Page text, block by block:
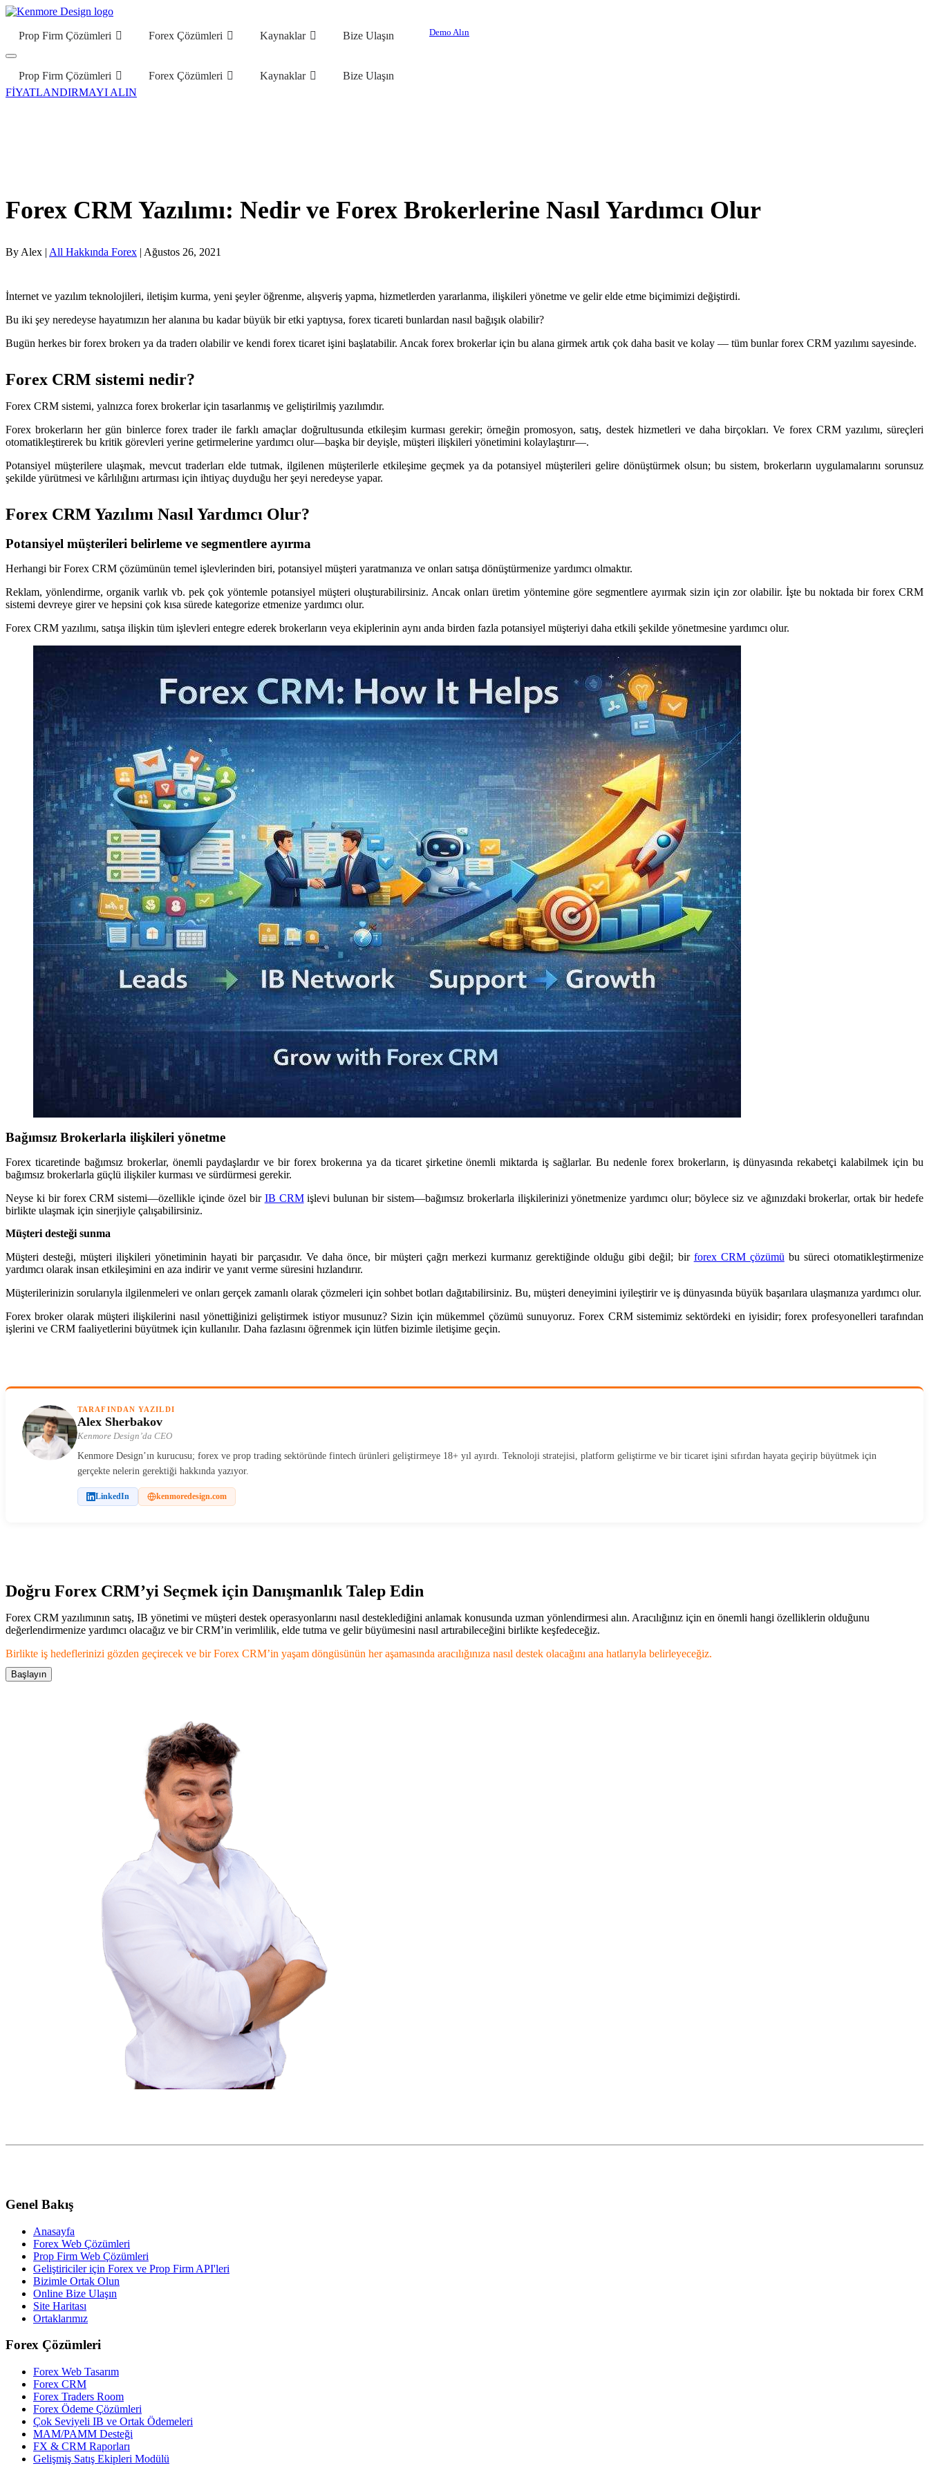
Prop Firm Çözümleri Forex Çözümleri Kaynaklar Bize Ulaşın Demo Alın
Prop Firm Çözümleri Forex Çözümleri Kaynaklar
Bize Ulaşın
FİYATLANDIRMAYI ALIN
Forex CRM Yazılımı: Nedir ve Forex Brokerlerine Nasıl Yardımcı Olur
By Alex | All Hakkında Forex | Ağustos 26, 2021
İnternet ve yazılım teknolojileri, iletişim kurma, yeni şeyler öğrenme, alışveriş yapma, hizmetlerden yararlanma, ilişkileri yönetme ve gelir elde etme biçimimizi değiştirdi.
Bu iki şey neredeyse hayatımızın her alanına bu kadar büyük bir etki yaptıysa, forex ticareti bunlardan nasıl bağışık olabilir?
Bugün herkes bir forex brokerı ya da traderı olabilir ve kendi forex ticaret işini başlatabilir. Ancak forex brokerlar için bu alana girmek artık çok daha basit ve kolay — tüm bunlar forex CRM yazılımı sayesinde.
Forex CRM sistemi nedir?
Forex CRM sistemi, yalnızca forex brokerlar için tasarlanmış ve geliştirilmiş yazılımdır.
Forex brokerların her gün binlerce forex trader ile farklı amaçlar doğrultusunda etkileşim kurması gerekir; örneğin promosyon, satış, destek hizmetleri ve daha birçokları. Ve forex CRM yazılımı, süreçleri
otomatikleştirerek bu kritik görevleri yerine getirmelerine yardımcı olur—başka bir deyişle, müşteri ilişkileri yönetimini kolaylaştırır—.
Potansiyel müşterilere ulaşmak, mevcut traderları elde tutmak, ilgilenen müşterilerle etkileşime geçmek ya da potansiyel müşterileri gelire dönüştürmek olsun; bu sistem, brokerların uygulamalarını sorunsuz
şekilde yürütmesi ve kârlılığını artırması için ihtiyaç duyduğu her şeyi neredeyse yapar.
Forex CRM Yazılımı Nasıl Yardımcı Olur?
Potansiyel müşterileri belirleme ve segmentlere ayırma
Herhangi bir Forex CRM çözümünün temel işlevlerinden biri, potansiyel müşteri yaratmanıza ve onları satışa dönüştürmenize yardımcı olmaktır.
Reklam, yönlendirme, organik varlık vb. pek çok yöntemle potansiyel müşteri oluşturabilirsiniz. Ancak onları üretim yöntemine göre segmentlere ayırmak sizin için zor olabilir. İşte bu noktada bir forex CRM
sistemi devreye girer ve hepsini çok kısa sürede kategorize etmenize yardımcı olur.
Forex CRM yazılımı, satışa ilişkin tüm işlevleri entegre ederek brokerların veya ekiplerinin aynı anda birden fazla potansiyel müşteriyi daha etkili şekilde yönetmesine yardımcı olur.
Bağımsız Brokerlarla ilişkileri yönetme
Forex ticaretinde bağımsız brokerlar, önemli paydaşlardır ve bir forex brokerına ya da ticaret şirketine önemli miktarda iş sağlarlar. Bu nedenle forex brokerların, iş dünyasında rekabetçi kalabilmek için bu
bağımsız brokerlarla güçlü ilişkiler kurması ve sürdürmesi gerekir.
Neyse ki bir forex CRM sistemi—özellikle içinde özel bir IB CRMişlevi bulunan bir sistem—bağımsız brokerlarla ilişkilerinizi yönetmenize yardımcı olur; böylece siz ve ağınızdaki brokerlar, ortak bir hedefe
birlikte ulaşmak için sinerjiyle çalışabilirsiniz.
Müşteri desteği sunma
Müşteri desteği, müşteri ilişkileri yönetiminin hayati bir parçasıdır. Ve daha önce, bir müşteri çağrı merkezi kurmanız gerektiğinde olduğu gibi değil; bir forex CRM çözümü bu süreci otomatikleştirmenize
yardımcı olarak insan etkileşimini en aza indirir ve yanıt verme süresini hızlandırır.
Müşterilerinizin sorularıyla ilgilenmeleri ve onları gerçek zamanlı olarak çözmeleri için sohbet botları dağıtabilirsiniz. Bu, müşteri deneyimini iyileştirir ve iş dünyasında büyük başarılara ulaşmanıza yardımcı olur.
Forex broker olarak müşteri ilişkilerini nasıl yönettiğinizi geliştirmek istiyor musunuz? Sizin için mükemmel çözümü sunuyoruz. Forex CRM sistemimiz sektördeki en iyisidir; forex profesyonelleri tarafından
işlerini ve CRM faaliyetlerini büyütmek için kullanılır. Daha fazlasını öğrenmek için lütfen bizimle iletişime geçin.
TARAFINDAN YAZILDI
Alex Sherbakov
Kenmore Design’da CEO
Kenmore Design’ın kurucusu; forex ve prop trading sektöründe fintech ürünleri geliştirmeye 18+ yıl ayırdı. Teknoloji stratejisi, platform geliştirme ve bir ticaret işini sıfırdan hayata geçirip büyütmek için
gerçekte nelerin gerektiği hakkında yazıyor.
LinkedIn kenmoredesign.com
Doğru Forex CRM’yi Seçmek için Danışmanlık Talep Edin
Forex CRM yazılımının satış, IB yönetimi ve müşteri destek operasyonlarını nasıl desteklediğini anlamak konusunda uzman yönlendirmesi alın. Aracılığınız için en önemli hangi özelliklerin olduğunu
değerlendirmenize yardımcı olacağız ve bir CRM’in verimlilik, elde tutma ve gelir büyümesini nasıl artırabileceğini birlikte keşfedeceğiz.
Birlikte iş hedeflerinizi gözden geçirecek ve bir Forex CRM’in yaşam döngüsünün her aşamasında aracılığınıza nasıl destek olacağını ana hatlarıyla belirleyeceğiz.
Başlayın
Genel Bakış
Anasayfa
Forex Web Çözümleri
Prop Firm Web Çözümleri
Geliştiriciler için Forex ve Prop Firm API'leri
Bizimle Ortak Olun
Online Bize Ulaşın
Site Haritası
Ortaklarımız
Forex Çözümleri
Forex Web Tasarım
Forex CRM
Forex Traders Room
Forex Ödeme Çözümleri
Çok Seviyeli IB ve Ortak Ödemeleri
MAM/PAMM Desteği
FX & CRM Raporları
Gelişmiş Satış Ekipleri Modülü